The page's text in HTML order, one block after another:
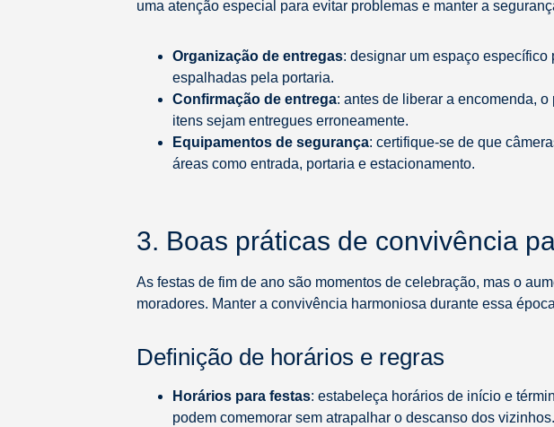
uma atenção especial para evitar problemas e manter a
Organização de entregas: designar um espaço
espalhadas pela portaria.
Confirmação de entrega: antes de liberar a encomenda,
itens sejam entregues erroneamente.
Equipamentos de segurança: certifique-se de que
áreas como entrada, portaria e estacionamento.
3. Boas práticas de convivência
As festas de fim de ano são momentos de celebração, mas o
moradores. Manter a convivência harmoniosa durante essa
Definição de horários e regras
Horários para festas: estabeleça horários de início e
podem comemorar sem atrapalhar o descanso dos vizinhos.